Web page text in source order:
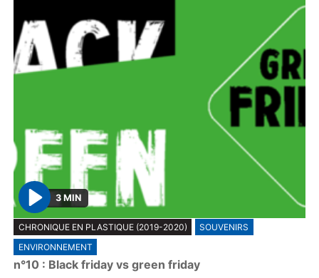
P
l
a
y
3 MIN
CHRONIQUE EN PLASTIQUE (2019-2020)
SOUVENIRS
ENVIRONNEMENT
n°10 : Black friday vs green friday